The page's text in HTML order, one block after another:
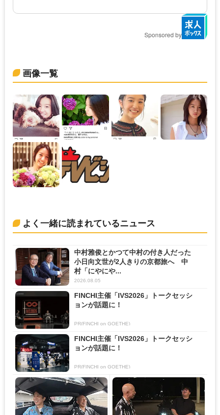
Sponsored by
画像一覧
よく一緒に読まれているニュース
中村雅俊とかつて中村の付き人だった
小日向文世が2人きりの京都旅へ 中
村「にやにや...
2026.08.05
FINCHI主催「IVS2026」トークセッシ
ョンが話題に！
PR(FINCHI on GOETHE)
FINCHI主催「IVS2026」トークセッシ
ョンが話題に！
PR(FINCHI on GOETHE)